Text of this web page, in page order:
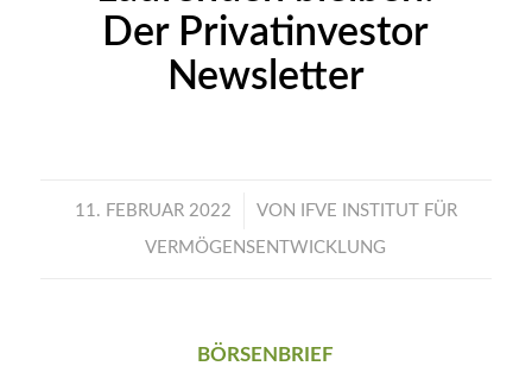
Der Privatinvestor
Newsletter
11. FEBRUAR 2022
/ VON IFVE INSTITUT FÜR
VERMÖGENSENTWICKLUNG
BÖRSENBRIEF